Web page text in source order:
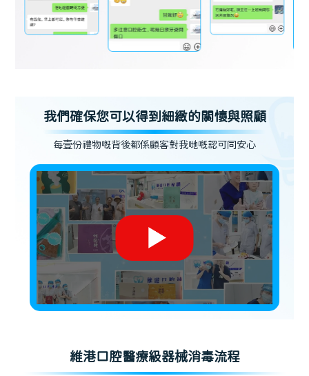
我們確保您可以得到細緻的關懷與照顧
每壹份禮物嘅背後都係顧客對我哋嘅認可同安心
維港口腔醫療級器械消毒流程